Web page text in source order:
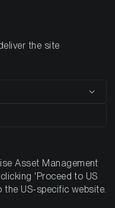
des
the site
Asset Management
'Proceed to US
US-specific website.